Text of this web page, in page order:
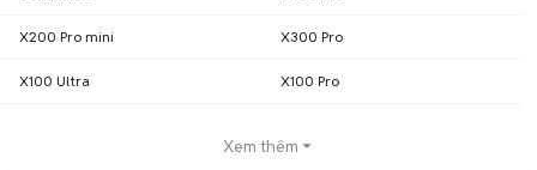
X200 Pro mini X300 Pro
X100 Ultra X100 Pro
Xem thêm